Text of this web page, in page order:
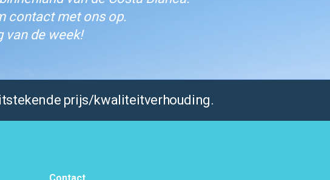
contact met ons op.
van de week!
prijs/kwaliteitverhouding.